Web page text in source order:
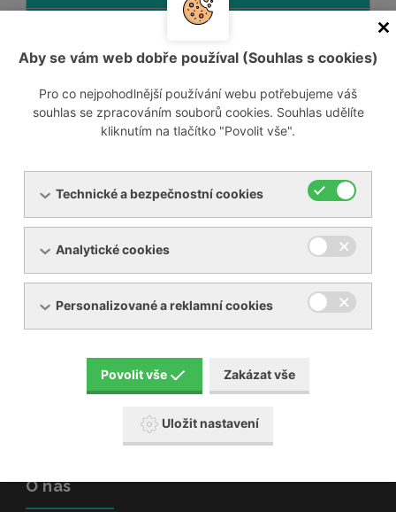
informační bezpečnosti
Oddělení zdravotnické techniky
Personálně-mzdové oddělení
Pověřenec pro ochranu osobních
O nás
Aby se vám web dobře používal (Souhlas s cookies)
Pro co nejpohodlnější používání webu potřebujeme váš
souhlas se zpracováním souborů cookies. Souhlas udělíte
kliknutím na tlačítko "Povolit vše".
Technické a bezpečnostní cookies
Analytické cookies
Personalizované a reklamní cookies
Povolit vše Zakázat vše
Uložit nastavení